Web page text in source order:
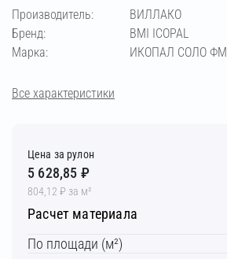
Производитель:
ВИЛЛАКО
Бренд:
BMI ICOPAL
Марка:
ИКОПАЛ СОЛО ФМ
Все характеристики
Цена за рулон
5 628,85 ₽
804,12 ₽ за м²
Расчет материала
По площади (м²)